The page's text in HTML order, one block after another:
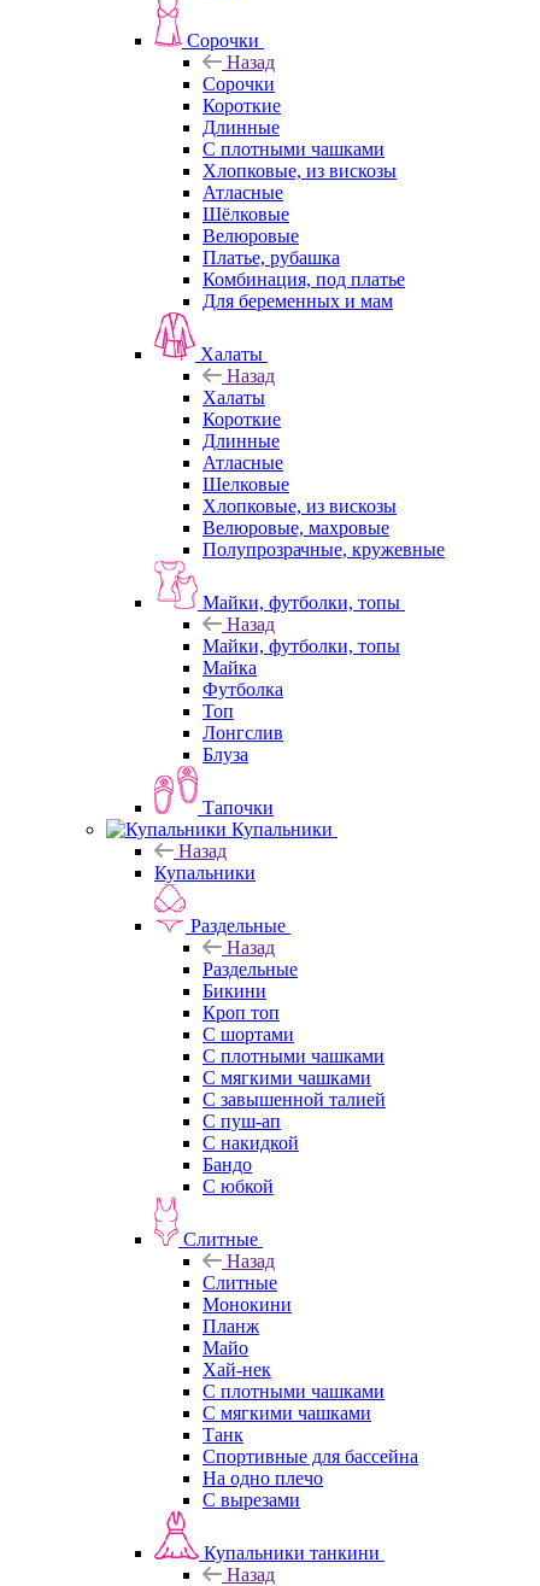
Сорочки
Назад
Сорочки
Короткие
Длинные
С плотными чашками
Хлопковые, из вискозы
Атласные
Шёлковые
Велюровые
Платье, рубашка
Комбинация, под платье
Для беременных и мам
Халаты
Назад
Халаты
Короткие
Длинные
Атласные
Шелковые
Хлопковые, из вискозы
Велюровые, махровые
Полупрозрачные, кружевные
Майки, футболки, топы
Назад
Майки, футболки, топы
Майка
Футболка
Топ
Лонгслив
Блуза
Тапочки
Купальники
Назад
Купальники
Раздельные
Назад
Раздельные
Бикини
Кроп топ
С шортами
С плотными чашками
С мягкими чашками
С завышенной талией
С пуш-ап
С накидкой
Бандо
С юбкой
Слитные
Назад
Слитные
Монокини
Планж
Майо
Хай-нек
С плотными чашками
С мягкими чашками
Танк
Спортивные для бассейна
На одно плечо
С вырезами
Купальники танкини
Назад